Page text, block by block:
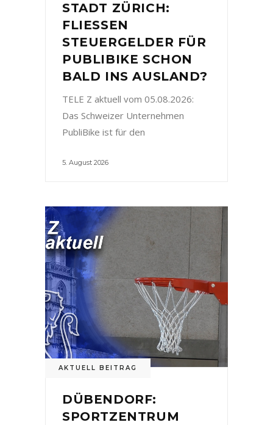
STADT ZÜRICH:
FLIESSEN
STEUERGELDER FÜR
PUBLIBIKE SCHON
BALD INS AUSLAND?
TELE Z aktuell vom 05.08.2026:
Das Schweizer Unternehmen
PubliBike ist für den
5. August 2026
AKTUELL BEITRAG
DÜBENDORF:
SPORTZENTRUM